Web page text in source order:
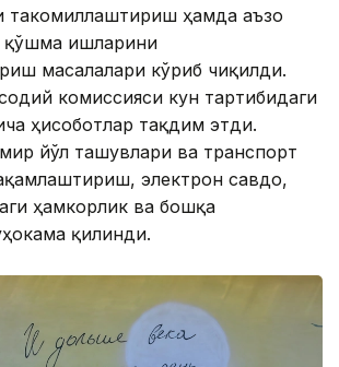
такомиллаштириш ҳамда аъзо
қўшма ишларини
масалалари кўриб чиқилди.
комиссияси кун тартибидаги
ҳисоботлар тақдим этди.
йўл ташувлари ва транспорт
электрон савдо,
ҳамкорлик ва бошқа
қилинди.